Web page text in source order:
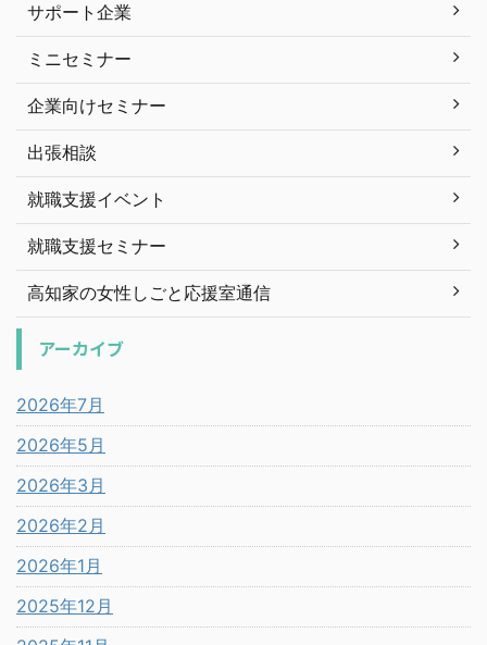
サポート企業
ミニセミナー
企業向けセミナー
出張相談
就職支援イベント
就職支援セミナー
高知家の女性しごと応援室通信
アーカイブ
2026年7月
2026年5月
2026年3月
2026年2月
2026年1月
2025年12月